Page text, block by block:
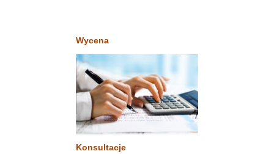
Wycena
Konsultacje